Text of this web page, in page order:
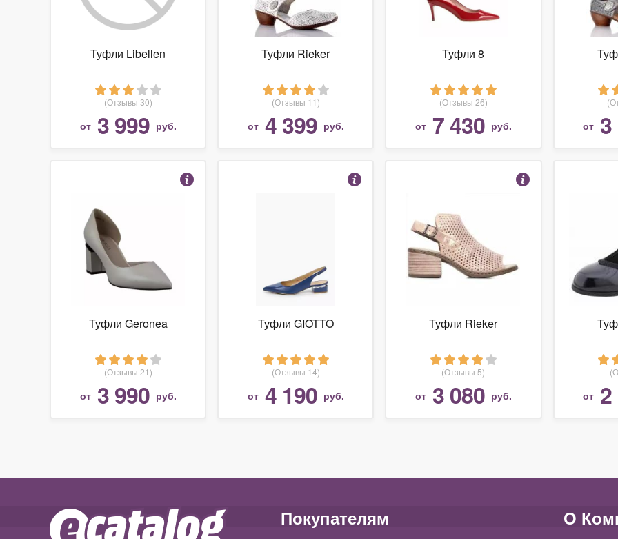
Туфли Libellen
(Отзывы 30)
от 3 999 руб.
Туфли Rieker
(Отзывы 11)
от 4 399 руб.
Туфли 8
(Отзывы 26)
от 7 430 руб. от
Туфли Geronea
(Отзывы 21)
от 3 990 руб.
Туфли GIOTTO
(Отзывы 14)
от 4 190 руб.
Туфли Rieker
(Отзывы 5)
от 3 080 руб. от
Покупателям О